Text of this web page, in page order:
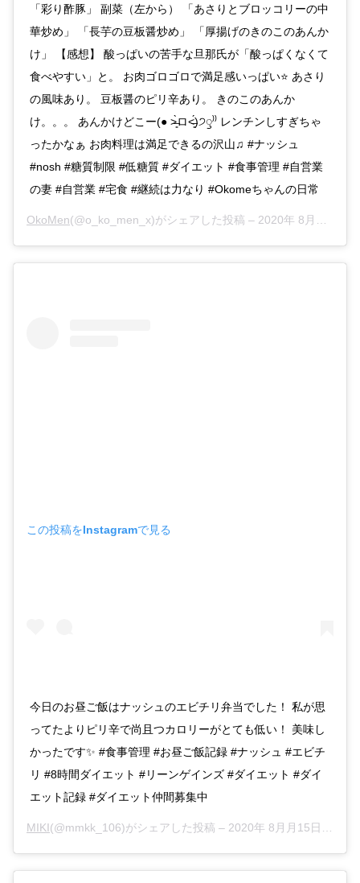
「彩り酢豚」 副菜（左から） 「あさりとブロッコリーの中
華炒め」 「長芋の豆板醤炒め」 「厚揚げのきのこのあんか
け」 【感想】 酸っぱいの苦手な旦那氏が「酸っぱくなくて
食べやすい」と。 お肉ゴロゴロで満足感いっぱい⭐️ あさり
の風味あり。 豆板醤のピリ辛あり。 きのこのあんか
け。。。 あんかけどこー(● ˃̶͈̀ロ˂̶͈́)੭ꠥ⁾⁾ レンチンしすぎちゃ
ったかなぁ お肉料理は満足できるの沢山♫ #ナッシュ
#nosh #糖質制限 #低糖質 #ダイエット #食事管理 #自営業
の妻 #自営業 #宅食 #継続は力なり #Okomeちゃんの日常
OkoMen(@o_ko_men_x)がシェアした投稿 – 2020年 8月月16日午前3時42分PDT
この投稿をInstagramで見る
今日のお昼ご飯はナッシュのエビチリ弁当でした！ 私が思
ってたよりピリ辛で尚且つカロリーがとても低い！ 美味し
かったです✨ #食事管理 #お昼ご飯記録 #ナッシュ #エビチ
リ #8時間ダイエット #リーンゲインズ #ダイエット #ダイ
エット記録 #ダイエット仲間募集中
MIKI(@mmkk_106)がシェアした投稿 – 2020年 8月月15日午後8時31分PDT